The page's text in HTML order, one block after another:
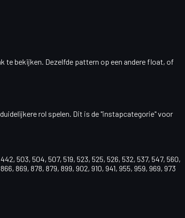
te bekijken. Dezelfde pattern op een andere float, of
rol spelen. Dit is de "instapcategorie" voor
442, 503, 504, 507, 519, 523, 525, 526, 532, 537, 547, 560,
869, 878, 879, 899, 902, 910, 941, 955, 959, 969, 973